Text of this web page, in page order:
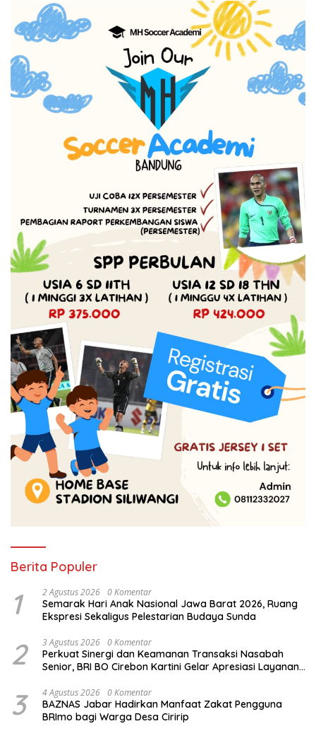
Berita Populer
1 2 Agustus 2026 0 Komentar
Semarak Hari Anak Nasional Jawa Barat 2026, Ruang
Ekspresi Sekaligus Pelestarian Budaya Sunda
2 3 Agustus 2026 0 Komentar
Perkuat Sinergi dan Keamanan Transaksi Nasabah
Senior, BRI BO Cirebon Kartini Gelar Apresiasi Layanan
3 4 Agustus 2026 0 Komentar
BAZNAS Jabar Hadirkan Manfaat Zakat Pengguna
BRImo bagi Warga Desa Ciririp